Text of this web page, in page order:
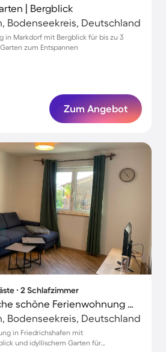
| Bergblick
Bodenseekreis, Deutschland
in Markdorf mit Bergblick für bis zu 3
zum Entspannen
Zum Angebot
∙ 2 Schlafzimmer
Familienfreundliche schöne Ferienwohnung mit Grill, Terrasse und Garten | Seeblick
Bodenseekreis, Deutschland
in Friedrichshafen mit
und idyllischem Garten für